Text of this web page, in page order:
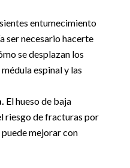
entumecimiento
ser necesario hacerte
se desplazan los
espinal y las
El hueso de baja
riesgo de fracturas por
puede mejorar con